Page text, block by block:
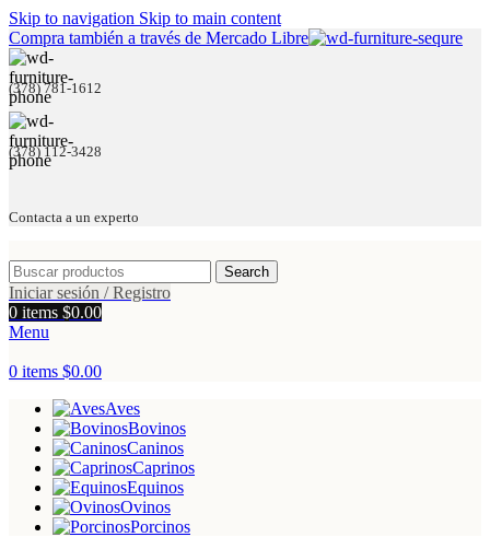
Skip to navigation Skip to main content
Compra también a través de Mercado Libre
(378) 781-1612
(378) 112-3428
Contacta a un experto
Search
Iniciar sesión / Registro
0 items $0.00
Menu
0 items $0.00
Aves
Bovinos
Caninos
Caprinos
Equinos
Ovinos
Porcinos